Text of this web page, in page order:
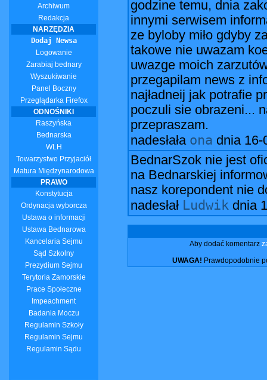
Archiwum
Redakcja
NARZĘDZIA
Dodaj Newsa
Logowanie
Zarabiaj bednary
Wyszukiwanie
Panel Boczny
Przeglądarka Firefox
ODNOŚNIKI
Raszyńska
Bednarska
WLH
Towarzystwo Przyjaciół
Matura Międzynarodowa
PRAWO
Konstytucja
Ordynacja wyborcza
Ustawa o informacji
Ustawa Bednarowa
Kancelaria Sejmu
Sąd Szkolny
Prezydium Sejmu
Terytoria Zamorskie
Prace Społeczne
Impeachment
Badania Moczu
Regulamin Szkoły
Regulamin Sejmu
Regulamin Sądu
godzine temu, dnia
innymi serwisem
ze byloby miło gdyby
takowe nie uwazam
uwazge moich
przegapilam news z
najładneij jak potrafie
poczuli sie obrazeni...
przepraszam.
nadesłała ona dnia 16-
BednarSzok nie jest
na Bednarskiej
nasz korepondent nie
nadesłał Ludwik dnia
Aby dodać komentarz
UWAGA! Prawdopodobnie